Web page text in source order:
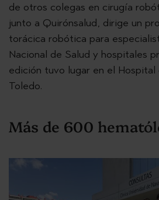
de otros colegas en cirugía
junto a Quirónsalud, dirige un
torácica robótica para
Nacional de Salud y hospitales
edición tuvo lugar en el Hospital
Toledo.
Más de 600